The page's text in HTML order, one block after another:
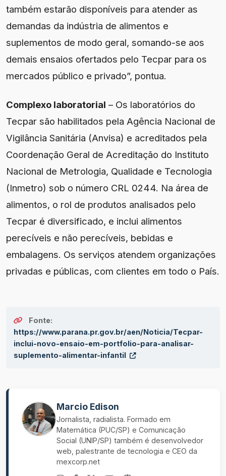
também estarão disponíveis para atender as
demandas da indústria de alimentos e
suplementos de modo geral, somando-se aos
demais ensaios ofertados pelo Tecpar para os
mercados público e privado”, pontua.
Complexo laboratorial – Os laboratórios do
Tecpar são habilitados pela Agência Nacional de
Vigilância Sanitária (Anvisa) e acreditados pela
Coordenação Geral de Acreditação do Instituto
Nacional de Metrologia, Qualidade e Tecnologia
(Inmetro) sob o número CRL 0244. Na área de
alimentos, o rol de produtos analisados pelo
Tecpar é diversificado, e inclui alimentos
perecíveis e não perecíveis, bebidas e
embalagens. Os serviços atendem organizações
privadas e públicas, com clientes em todo o País.
Fonte:
https://www.parana.pr.gov.br/aen/Noticia/Tecpar-
inclui-novo-ensaio-em-portfolio-para-analisar-
suplemento-alimentar-infantil
Marcio Edison
Jornalista, radialista. Formado em
Matemática (PUC/SP) e Comunicação
Social (UNIP/SP) também é desenvolvedor
web, palestrante de tecnologia e CEO da
mexcorp.net